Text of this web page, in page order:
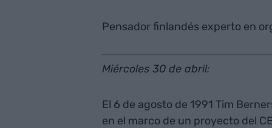
Pensador finlandés experto en
Miércoles 30 de abril:
El 6 de agosto de 1991 Tim
en el marco de un proyecto del